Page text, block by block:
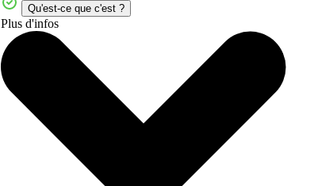
Qu'est-ce que c'est ?
Plus d'infos